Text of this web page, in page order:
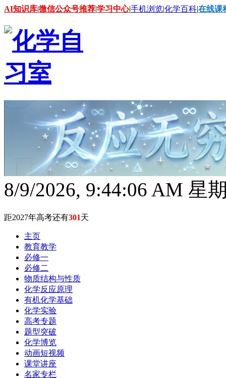
AI知识库|微信公众号推荐|学习中心|手机浏览|化学百科|在线课
8/9/2026, 9:44:08 AM 星
距2027年高考还有301天
主页
教育教学
必修一
必修二
物质结构与性质
化学反应原理
有机化学基础
化学实验
高考专题
题型突破
化学博览
动画短视频
课堂讲座
名家专栏